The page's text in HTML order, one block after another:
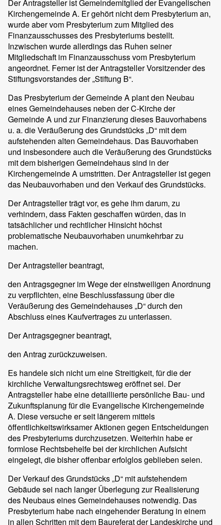
Der Antragsteller ist Gemeindemitglied der Evangelischen
Kirchengemeinde A. Er gehört nicht dem Presbyterium an,
wurde aber vom Presbyterium zum Mitglied des
Finanzausschusses des Presbyteriums bestellt.
Inzwischen wurde allerdings das Ruhen seiner
Mitgliedschaft im Finanzausschuss vom Presbyterium
angeordnet. Ferner ist der Antragsteller Vorsitzender des
Stiftungsvorstandes der „Stiftung B“.
Das Presbyterium der Gemeinde A plant den Neubau
eines Gemeindehauses neben der C-Kirche der
Gemeinde A und zur Finanzierung dieses Bauvorhabens
u. a. die Veräußerung des Grundstücks „D“ mit dem
aufstehenden alten Gemeindehaus. Das Bauvorhaben
und insbesondere auch die Veräußerung des Grundstücks
mit dem bisherigen Gemeindehaus sind in der
Kirchengemeinde A umstritten. Der Antragsteller ist gegen
das Neubauvorhaben und den Verkauf des Grundstücks.
Der Antragsteller trägt vor, es gehe ihm darum, zu
verhindern, dass Fakten geschaffen würden, das in
tatsächlicher und rechtlicher Hinsicht höchst
problematische Neubauvorhaben unumkehrbar zu
machen.
Der Antragsteller beantragt,
den Antragsgegner im Wege der einstweiligen Anordnung
zu verpflichten, eine Beschlussfassung über die
Veräußerung des Gemeindehauses „D“ durch den
Abschluss eines Kaufvertrages zu unterlassen.
Der Antragsgegner beantragt,
den Antrag zurückzuweisen.
Es handele sich nicht um eine Streitigkeit, für die der
kirchliche Verwaltungsrechtsweg eröffnet sei. Der
Antragsteller habe eine detaillierte persönliche Bau- und
Zukunftsplanung für die Evangelische Kirchengemeinde
A. Diese versuche er seit längerem mittels
öffentlichkeitswirksamer Aktionen gegen Entscheidungen
des Presbyteriums durchzusetzen. Weiterhin habe er
formlose Rechtsbehelfe bei der kirchlichen Aufsicht
eingelegt, die bisher offenbar erfolglos geblieben seien.
Der Verkauf des Grundstücks „D“ mit aufstehendem
Gebäude sei nach langer Überlegung zur Realisierung
des Neubaus eines Gemeindehauses notwendig. Das
Presbyterium habe nach eingehender Beratung in einem
in allen Schritten mit dem Baureferat der Landeskirche und